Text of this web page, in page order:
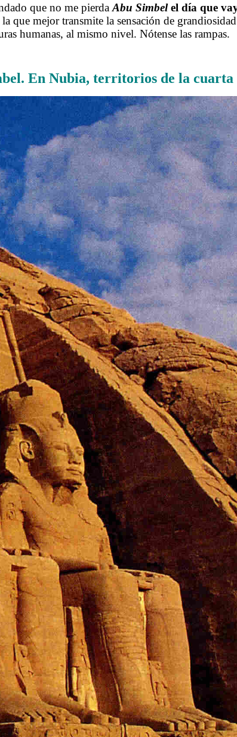
que no me pierda Abu Simbel el día que
que mejor transmite la sensación de
humanas, al mismo nivel. Nótense las rampas.
En Nubia, territorios de la cuarta